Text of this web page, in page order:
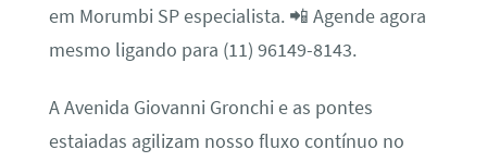
em Morumbi SP especialista. 📲 Agende agora
mesmo ligando para (11) 96149-8143.
A Avenida Giovanni Gronchi e as pontes
estaiadas agilizam nosso fluxo contínuo no